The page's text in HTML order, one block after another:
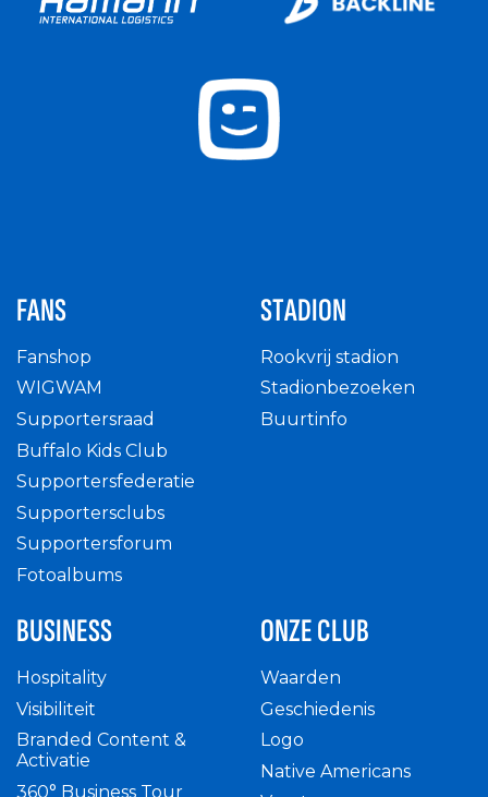
FANS
Fanshop
WIGWAM
Supportersraad
Buffalo Kids Club
Supportersfederatie
Supportersclubs
Supportersforum
Fotoalbums
STADION
Rookvrij stadion
Stadionbezoeken
Buurtinfo
BUSINESS
Hospitality
Visibiliteit
Branded Content &
Activatie
360° Business Tour
ONZE CLUB
Waarden
Geschiedenis
Logo
Native Americans